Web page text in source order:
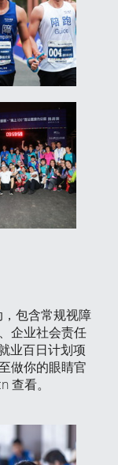
包含常规视障
企业社会责任
业百日计划项
做你的眼睛官
查看。